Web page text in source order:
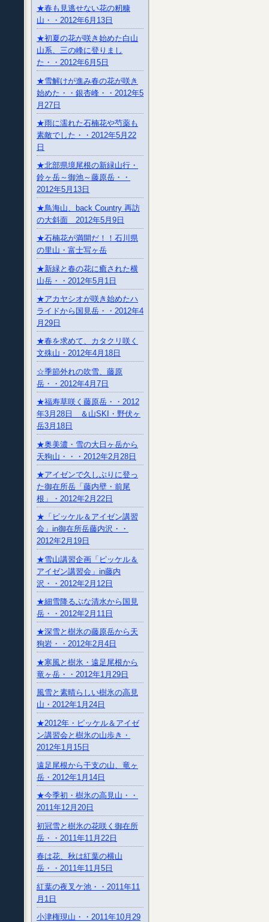
★春も見逃せない花の籾糠
山・・2012年6月13日
★初夏の花が咲き始めた白山
山系、三の峰に登りまし
た・・2012年6月5日
★雪解けが進み春の花が咲き
始めた・・銀杏峰・・2012年5
月27日
★雨に濡れた石楠花や芍薬も
素敵でした・・2012年5月22
日
★北部県境尾根の新緑山行・
鈴ヶ岳～御池～藤原岳・・
2012年5月13日
★鳥海山、back Country 再訪
の大斜面 2012年5月9日
★石楠花が満開だ！！石川県
の里山・富士写ヶ岳
★新緑と春の花に癒された横
山岳・・2012年5月1日
★アカヤシオが咲き始めたハ
ライドから国見岳・・2012年4
月29日
★春を求めて、カタクリ咲く
文殊山・2012年4月18日
☆季節外れの吹雪、藤原
岳・・2012年4月7日
★福寿草咲く藤原岳・・2012
年3月28日 ＆山SKI・野伏ヶ
岳3月18日
★奥美濃・雪の大日ヶ岳から
天狗山・・・2012年2月28日
★アイゼンで久しぶりに登っ
た御在所岳「藤内壁・前尾
根」・2012年2月22日
★「ピッケル＆アイゼン講習
会」in御在所岳藤内沢・・
2012年2月19日
★雪山講習企画「ピッケル＆
アイゼン講習会」in藤内
沢・・2012年2月12日
★細雪降るぶな清水から国見
岳・・2012年2月11日
★深雪と樹氷の藤原岳から天
狗岩・・2012年2月4日
★寒風と樹氷・遠足尾根から
竜ヶ岳・・2012年1月29日
風雪と素晴らしい樹氷の高見
山・2012年1月24日
★2012年・ピッケル＆アイゼ
ン講習会と樹氷の山歩き・
2012年1月15日
遠足尾根から干支の山、竜ヶ
岳・2012年1月14日
★今季初・樹氷の高見山・・
2011年12月20日
初冠雪と樹氷の花咲く御在所
岳・・2011年11月22日
春は花、秋は紅葉の横山
岳・・2011年11月5日
紅葉の夜叉ケ池・・2011年11
月1日
小津権現山・・2011年10月29